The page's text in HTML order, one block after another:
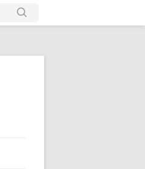
当前博客